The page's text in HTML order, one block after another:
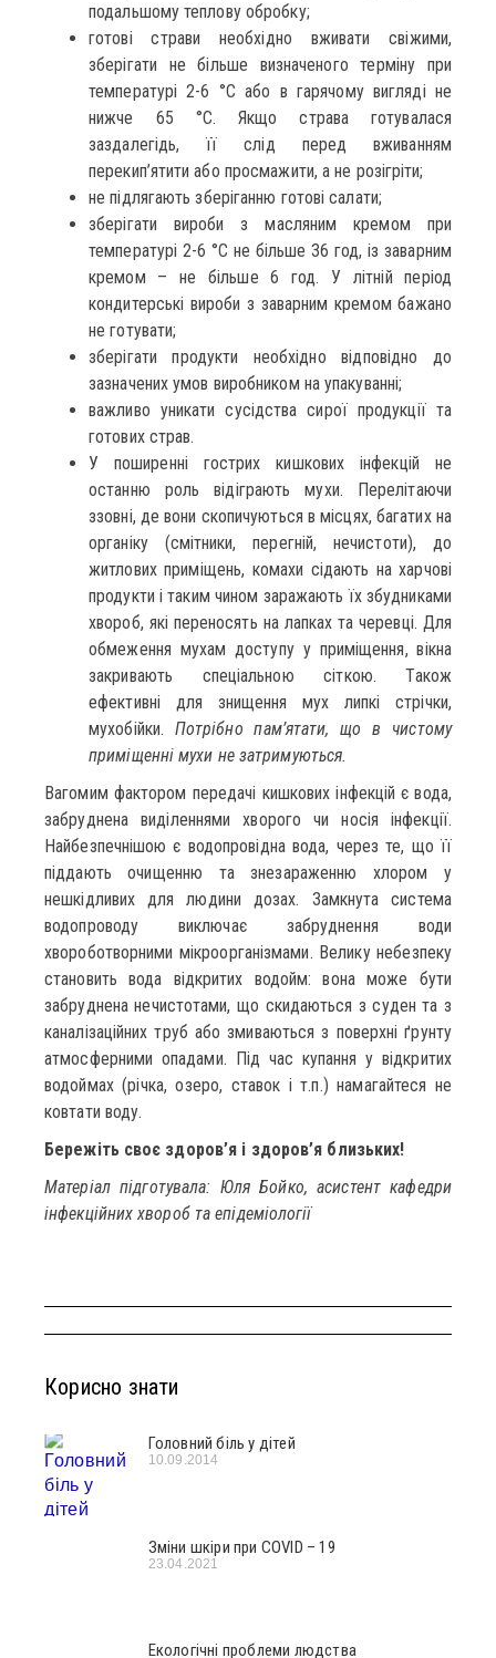
подальшому теплову обробку;
готові страви необхідно вживати свіжими,
зберігати не більше визначеного терміну при
температурі 2-6 °С або в гарячому вигляді не
нижче 65 °С. Якщо страва готувалася
заздалегідь, її слід перед вживанням
перекип’ятити або просмажити, а не розігріти;
не підлягають зберіганню готові салати;
зберігати вироби з масляним кремом при
температурі 2-6 °С не більше 36 год, із заварним
кремом – не більше 6 год. У літній період
кондитерські вироби з заварним кремом бажано
не готувати;
зберігати продукти необхідно відповідно до
зазначених умов виробником на упакуванні;
важливо уникати сусідства сирої продукції та
готових страв.
У поширенні гострих кишкових інфекцій не
останню роль відіграють мухи. Перелітаючи
ззовні, де вони скопичуються в місцях, багатих на
органіку (смітники, перегній, нечистоти), до
житлових приміщень, комахи сідають на харчові
продукти і таким чином заражають їх збудниками
хвороб, які переносять на лапках та черевці. Для
обмеження мухам доступу у приміщення, вікна
закривають спеціальною сіткою. Також
ефективні для знищення мух липкі стрічки,
мухобійки. Потрібно пам’ятати, що в чистому
приміщенні мухи не затримуються.
Вагомим фактором передачі кишкових інфекцій є вода,
забруднена виділеннями хворого чи носія інфекції.
Найбезпечнішою є водопровідна вода, через те, що її
піддають очищенню та знезараженню хлором у
нешкідливих для людини дозах. Замкнута система
водопроводу виключає забруднення води
хвороботворними мікроорганізмами. Велику небезпеку
становить вода відкритих водойм: вона може бути
забруднена нечистотами, що скидаються з суден та з
каналізаційних труб або змиваються з поверхні ґрунту
атмосферними опадами. Під час купання у відкритих
водоймах (річка, озеро, ставок і т.п.) намагайтеся не
ковтати воду.
Бережіть своє здоров’я і здоров’я близьких!
Матеріал підготувала: Юля Бойко, асистент кафедри
інфекційних хвороб та епідеміології
Корисно знати
Головний біль у дітей
10.09.2014
Зміни шкіри при COVID – 19
23.04.2021
Екологічні проблеми людства